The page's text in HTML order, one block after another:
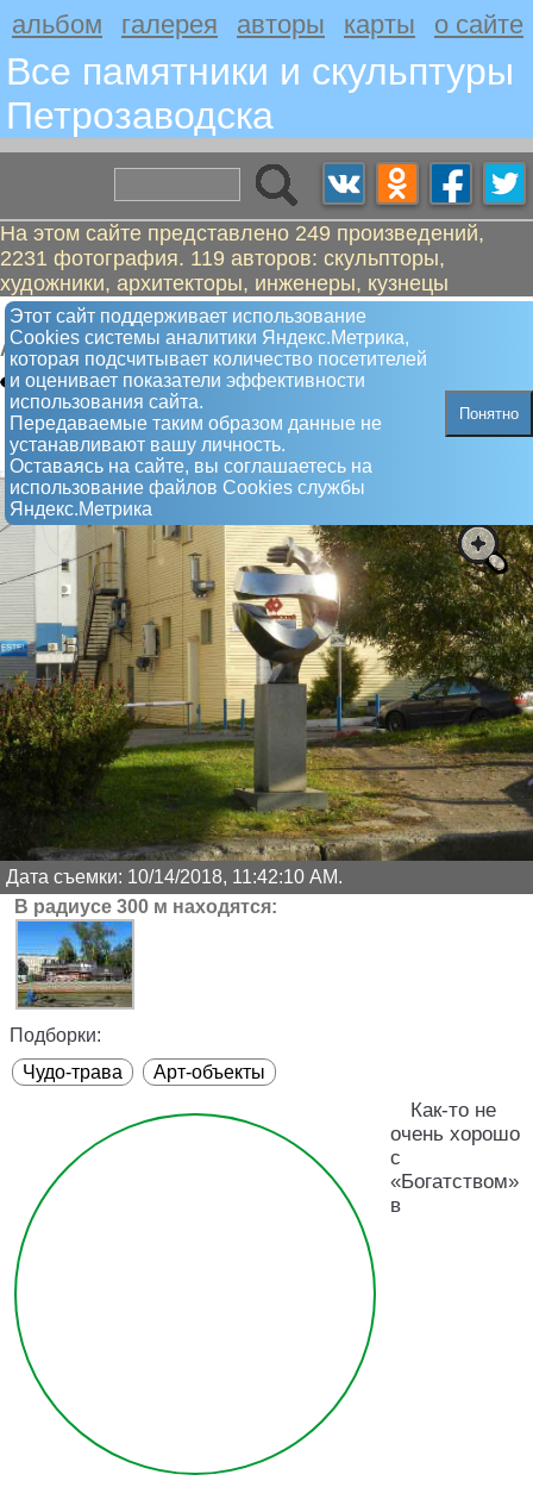
альбом галерея авторы карты о сайте
Все памятники и скульптуры
Петрозаводскa
На этом сайте представлено 249 произведений,
2231 фотография. 119 авторов: скульпторы,
художники, архитекторы, инженеры, кузнецы
Этот сайт поддерживает использование
Сookies системы аналитики Яндекс.Метрика,
которая подсчитывает количество посетителей
и оценивает показатели эффективности
использования сайта.
Передаваемые таким образом данные не
устанавливают вашу личность.
Оставаясь на сайте, вы соглашаетесь на
использование файлов Сookies службы
Яндекс.Метрика
Понятно
Богатство
Арт-объект
Дата съемки: 10/14/2018, 11:42:10 AM.
В радиусе 300 м находятся:
Подборки:
Чудо-трава
Арт-объекты
Как-то не
очень хорошо
с
«Богатством»
в